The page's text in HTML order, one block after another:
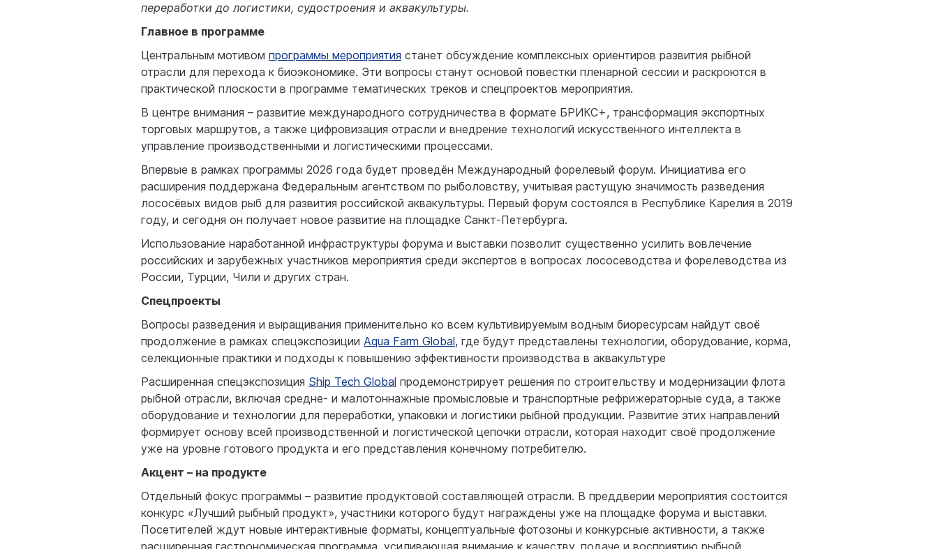
переработки до логистики, судостроения и аквакультуры.
Главное в программе
Центральным мотивом программы мероприятия станет обсуждение комплексных ориентиров развития рыбной
отрасли для перехода к биоэкономике. Эти вопросы станут основой повестки пленарной сессии и раскроются в
практической плоскости в программе тематических треков и спецпроектов мероприятия.
В центре внимания – развитие международного сотрудничества в формате БРИКС+, трансформация экспортных
торговых маршрутов, а также цифровизация отрасли и внедрение технологий искусственного интеллекта в
управление производственными и логистическими процессами.
Впервые в рамках программы 2026 года будет проведён Международный форелевый форум. Инициатива его
расширения поддержана Федеральным агентством по рыболовству, учитывая растущую значимость разведения
лососёвых видов рыб для развития российской аквакультуры. Первый форум состоялся в Республике Карелия в 2019
году, и сегодня он получает новое развитие на площадке Санкт-Петербурга.
Использование наработанной инфраструктуры форума и выставки позволит существенно усилить вовлечение
российских и зарубежных участников мероприятия среди экспертов в вопросах лососеводства и форелеводства из
России, Турции, Чили и других стран.
Спецпроекты
Вопросы разведения и выращивания применительно ко всем культивируемым водным биоресурсам найдут своё
продолжение в рамках спецэкспозиции Aqua Farm Global, где будут представлены технологии, оборудование, корма,
селекционные практики и подходы к повышению эффективности производства в аквакультуре
Расширенная спецэкспозиция Ship Tech Global продемонстрирует решения по строительству и модернизации флота
рыбной отрасли, включая средне- и малотоннажные промысловые и транспортные рефрижераторные суда, а также
оборудование и технологии для переработки, упаковки и логистики рыбной продукции. Развитие этих направлений
формирует основу всей производственной и логистической цепочки отрасли, которая находит своё продолжение
уже на уровне готового продукта и его представления конечному потребителю.
Акцент – на продукте
Отдельный фокус программы – развитие продуктовой составляющей отрасли. В преддверии мероприятия состоится
конкурс «Лучший рыбный продукт», участники которого будут награждены уже на площадке форума и выставки.
Посетителей ждут новые интерактивные форматы, концептуальные фотозоны и конкурсные активности, а также
расширенная гастрономическая программа, усиливающая внимание к качеству, подаче и восприятию рыбной